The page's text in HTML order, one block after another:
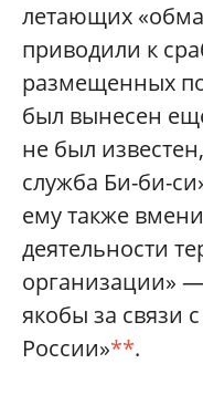
летающих
приводили к
размещенных
был вынесен
не был
служба Би-би-
ему также
деятельности
организации»
якобы за связи
России»**.